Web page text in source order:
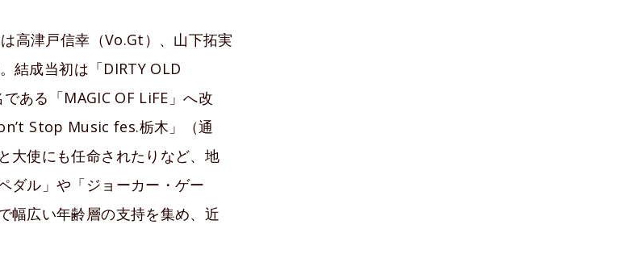
高津戸信幸（Vo.Gt）、山下拓実
結成当初は「DIRTY OLD
ある「MAGIC OF LiFE」へ改
Stop Music fes.栃⽊」（通
大使にも任命されたりなど、地
ダル」や「ジョーカー・ゲー
幅広い年齢層の支持を集め、近